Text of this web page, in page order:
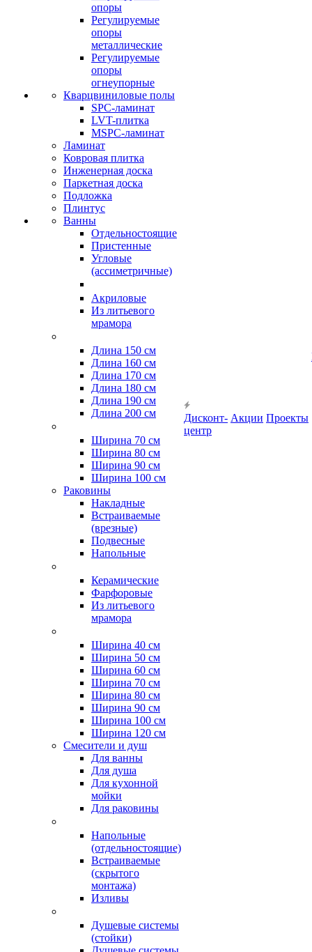
опоры
Регулируемые
опоры
металлические
Регулируемые
опоры
огнеупорные
Кварцвиниловые полы
SPC-ламинат
LVT-плитка
MSPC-ламинат
Ламинат
Ковровая плитка
Инженерная доска
Паркетная доска
Подложка
Плинтус
Ванны
Отдельностоящие
Пристенные
Угловые
(ассиметричные)
Акриловые
Из литьевого
мрамора
Длина 150 см
Длина 160 см
Длина 170 см
Длина 180 см
Длина 190 см
Длина 200 см
Ширина 70 см
Ширина 80 см
Ширина 90 см
Ширина 100 см
Раковины
Накладные
Встраиваемые
(врезные)
Подвесные
Напольные
Керамические
Фарфоровые
Из литьевого
мрамора
Ширина 40 см
Ширина 50 см
Ширина 60 см
Ширина 70 см
Ширина 80 см
Ширина 90 см
Ширина 100 см
Ширина 120 см
Смесители и душ
Для ванны
Для душа
Для кухонной
мойки
Для раковины
Напольные
(отдельностоящие)
Встраиваемые
(скрытого
монтажа)
Изливы
Душевые системы
(стойки)
Дисконт-
центр
Акции Проекты